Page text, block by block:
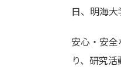
日、明海
安心・安
り、研究